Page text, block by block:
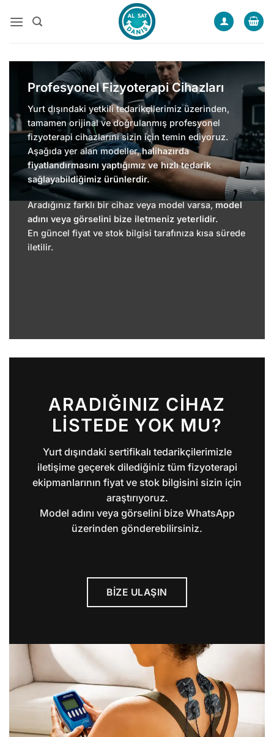
atla
Profesyonel Fizyoterapi Cihazları
Yurt dışındaki yetkili tedarikçilerimiz üzerinden,
tamamen orijinal ve doğrulanmış profesyonel
fizyoterapi cihazlarını sizin için temin ediyoruz.
Aşağıda yer alan modeller,halihazırda
fiyatlandırmasını yaptığımız ve hızlı tedarik
sağlayabildiğimiz ürünlerdir.
Aradığınız farklı bir cihaz veya model varsa, model
adını veya görselini bize iletmeniz yeterlidir.
En güncel fiyat ve stok bilgisi tarafınıza kısa sürede
iletilir.
ARADIĞINIZ CIHAZ
LISTEDE YOK MU?
Yurt dışındaki sertifikalı tedarikçilerimizle
iletişime geçerek dilediğiniz tüm fizyoterapi
ekipmanlarının fiyat ve stok bilgisini sizin için
araştırıyoruz.
Model adını veya görselini bize WhatsApp
üzerinden gönderebilirsiniz.
BIZE ULAŞIN